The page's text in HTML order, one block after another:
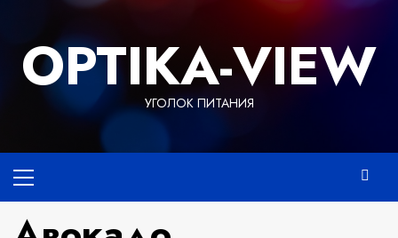
содержимому
OPTIKA-VIEW
УГОЛОК ПИТАНИЯ
меню